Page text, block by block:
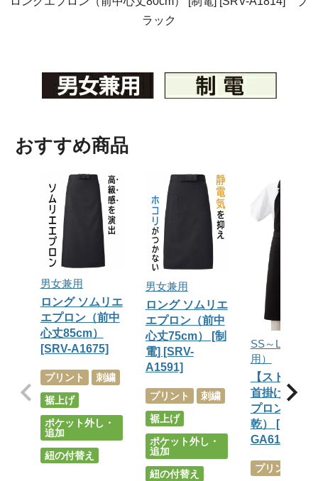
ラック
おすすめ商品
男女兼用
ロング ソムリエ
エプロン（前中
心丈85cm）
[SRV-A1675]
プリント
刺繍
裾上げ
ポケット外し・
追加
紐の付替え
男女兼用
ロング ソムリエ
エプロン（前中
心丈75cm） [制
電] [SRV-
A1591]
プリント
刺繍
裾上げ
ポケット外し・
追加
紐の付替え
SS～LL （男
用）
【ストレッ
首掛け胸当
プロン（吸
乾） [SUN-
GA6149]
プリント